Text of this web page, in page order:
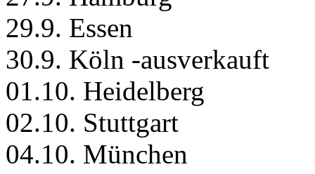
29.9. Essen
30.9. Köln -ausverkauft
01.10. Heidelberg
02.10. Stuttgart
04.10. München